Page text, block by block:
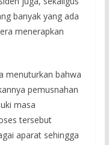
banyak yang ada
menerapkan
menuturkan bahwa
pemusnahan
masa
tersebut
aparat sehingga